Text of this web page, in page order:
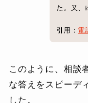
た。又、
引用： 電
このように、相談
な答えをスピーデ
した。